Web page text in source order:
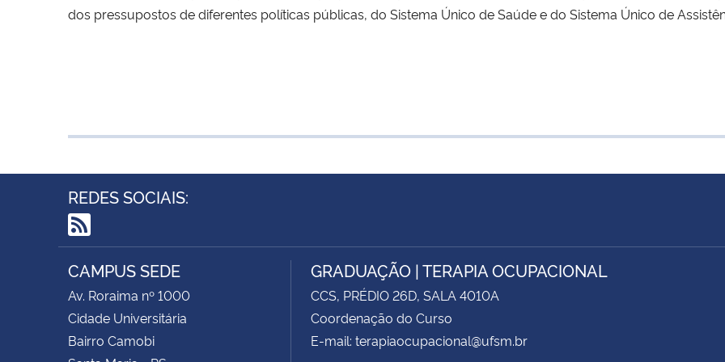
dos pressupostos de diferentes políticas públicas, do Sistema Único de Saúde e do Sistema Único de
REDES SOCIAIS:
RSS
CAMPUS SEDE
Av. Roraima nº 1000
Cidade Universitária
Bairro Camobi
GRADUAÇÃO | TERAPIA OCUPACIONAL
CCS, PRÉDIO 26D, SALA 4010A
Coordenação do Curso
E-mail: terapiaocupacional@ufsm.br